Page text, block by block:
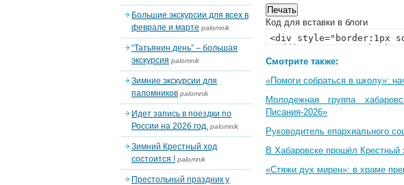
Код для вставки в блоги
Смотрите также:
«Помоги собраться в школу»:
Молодежная группа
Писания-2026»
Руководитель епархиального
В Хабаровске прошёл Крестный
«Стяжи дух мирен»: в храме
Большие экскурсии для всех в
феврале и марте palomnik
“Татьянин день” – большая
экскурсия palomnik
Зимние экскурсии для
паломников palomnik
Идет запись в поездки по
России на 2026 год. palomnik
Зимний Крестный ход
состоится ! palomnik
Престольный праздник у